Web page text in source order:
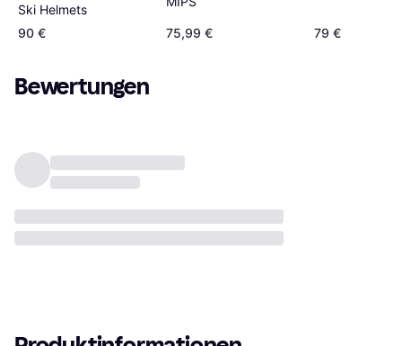
Ski Helmets
90 €
75,99 € 79 €
Bewertungen